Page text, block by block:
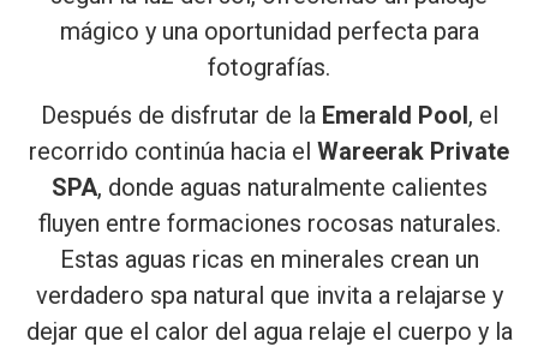
mágico y una oportunidad perfecta para
fotografías.
Después de disfrutar de la Emerald Pool, el
recorrido continúa hacia el Wareerak Private
SPA, donde aguas naturalmente calientes
fluyen entre formaciones rocosas naturales.
Estas aguas ricas en minerales crean un
verdadero spa natural que invita a relajarse y
dejar que el calor del agua relaje el cuerpo y la